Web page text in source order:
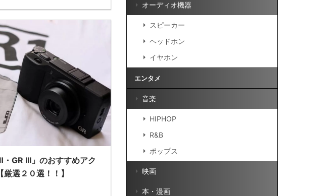
・GR III」のおすすめアク
選２０選！！】
オーディオ機器
スピーカー
ヘッドホン
イヤホン
エンタメ
音楽
HIPHOP
R&B
ポップス
映画
本・漫画